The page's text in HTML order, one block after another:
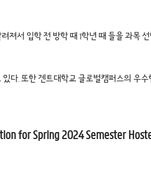
서 입학 전 방학 때 1학년 때 들을 과목
다. 또한 겐트대학교 글로벌캠퍼스의 우
for Spring 2024 Semester